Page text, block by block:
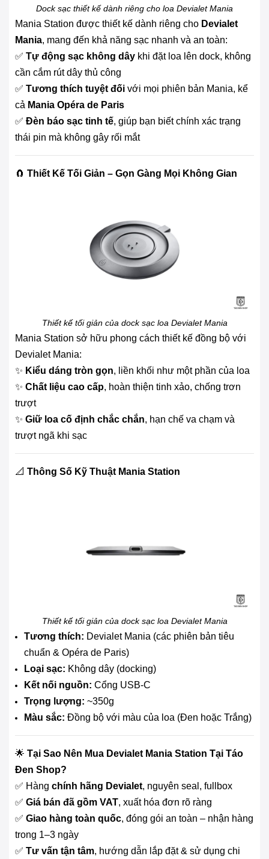
Dock sạc thiết kế dành riêng cho loa Devialet Mania
Mania Station được thiết kế dành riêng cho Devialet
Mania, mang đến khả năng sạc nhanh và an toàn:
✅ Tự động sạc không dây khi đặt loa lên dock, không
cần cắm rút dây thủ công
✅ Tương thích tuyệt đối với mọi phiên bản Mania, kể
cả Mania Opéra de Paris
✅ Đèn báo sạc tinh tế, giúp bạn biết chính xác trạng
thái pin mà không gây rối mắt
🧲 Thiết Kế Tối Giản – Gọn Gàng Mọi Không Gian
Thiết kế tối giản của dock sạc loa Devialet Mania
Mania Station sở hữu phong cách thiết kế đồng bộ với
Devialet Mania:
✨ Kiểu dáng tròn gọn, liền khối như một phần của loa
✨ Chất liệu cao cấp, hoàn thiện tinh xảo, chống trơn
trượt
✨ Giữ loa cố định chắc chắn, hạn chế va chạm và
trượt ngã khi sạc
📐 Thông Số Kỹ Thuật Mania Station
Thiết kế tối giản của dock sạc loa Devialet Mania
Tương thích: Devialet Mania (các phiên bản tiêu
chuẩn & Opéra de Paris)
Loại sạc: Không dây (docking)
Kết nối nguồn: Cổng USB-C
Trọng lượng: ~350g
Màu sắc: Đồng bộ với màu của loa (Đen hoặc Trắng)
🌟 Tại Sao Nên Mua Devialet Mania Station Tại Táo
Đen Shop?
✅ Hàng chính hãng Devialet, nguyên seal, fullbox
✅ Giá bán đã gồm VAT, xuất hóa đơn rõ ràng
✅ Giao hàng toàn quốc, đóng gói an toàn – nhận hàng
trong 1–3 ngày
✅ Tư vấn tận tâm, hướng dẫn lắp đặt & sử dụng chi